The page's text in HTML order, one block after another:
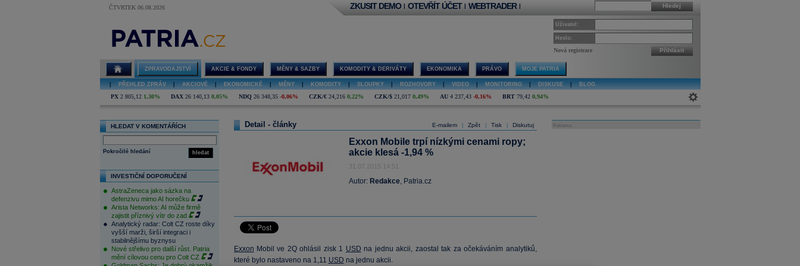
ČTVRTEK 06.08.2026 Hledej
ZKUSIT DEMO | OTEVŘÍT ÚČET | WEBTRADER |
Uživatel:
Heslo:
Nová registrace Přihlásit
ZPRAVODAJSTVÍ AKCIE & FONDY MĚNY & SAZBY KOMODITY & DERIVÁTY EKONOMIKA PRÁVO MOJE PATRIA
PŘEHLED ZPRÁV AKCIOVÉ EKONOMICKÉ MĚNY KOMODITY SLOUPKY ROZHOVORY VIDEO MONITORING DISKUSE BLOG
PX 2 805,12 1,30% DAX 26 140,13 0,05% NDQ 26 348,35 -0,06% CZK/€ 24,216 0,22% CZK/$ 21,017 0,49% AU 4 237,43 -0,16% BRT 79,42 0,94%
HLEDAT V KOMENTÁŘÍCH
hledat
Pokročilé hledání
INVESTIČNÍ DOPORUČENÍ
AstraZeneca jako sázka na
defenzivu mimo AI horečku
Arista Networks: AI může firmě
zajistit příznivý vítr do zad
Analytický radar: Colt CZ roste díky
vyšší marži, širší integraci i
stabilnějšímu byznysu
Nové střelivo pro další růst. Patria
mění cílovou cenu pro Colt CZ
E-mailem Zpět Tisk Diskutuj
Detail - články
Exxon Mobile trpí nízkými cenami ropy;
akcie klesá -1,94 %
31.07.2015 14:51
Autor: Redakce, Patria.cz
Exxon Mobil ve 2Q ohlásil zisk 1 USD na jednu akcii, zaostal tak za očekáváním analytiků,
které bylo nastaveno na 1,11 USD na jednu akcii.
Reklama